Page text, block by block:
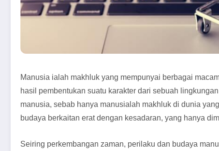
Manusia ialah makhluk yang mempunyai berbagai
hasil pembentukan suatu karakter dari sebuah
manusia, sebab hanya manusialah makhluk di dunia
budaya berkaitan erat dengan kesadaran, yang hanya
Seiring perkembangan zaman, perilaku dan budaya